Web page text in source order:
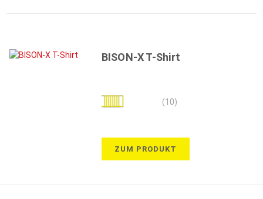
BISON-X T-Shirt
Bewertung: (10)
ZUM PRODUKT